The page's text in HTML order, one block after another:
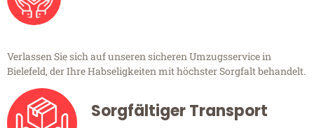
Verlassen Sie sich auf unseren sicheren Umzugsservice in
Bielefeld, der Ihre Habseligkeiten mit höchster Sorgfalt behandelt.
Sorgfältiger Transport